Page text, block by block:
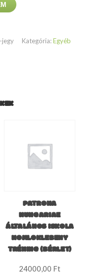
jegy Kategória:Egyéb
PATRONA
HUNGARIAE
ÁLTALÁNOS ISKOLA
HOMLOKLEBENY
TRÉNING (BÉRLET)
24000,00 Ft